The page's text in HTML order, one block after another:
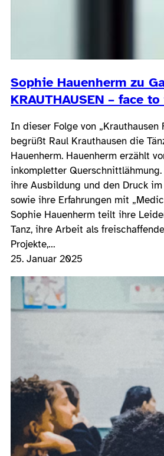
Sophie Hauenherm zu
KRAUTHAUSEN – face
In dieser Folge von „Krauthausen
begrüßt Raul Krauthausen die
Hauenherm. Hauenherm erzählt
inkompletter
ihre Ausbildung und den Druck
sowie ihre Erfahrungen mit
Sophie Hauenherm teilt ihre
Tanz, ihre Arbeit als
Projekte,…
25. Januar 2025